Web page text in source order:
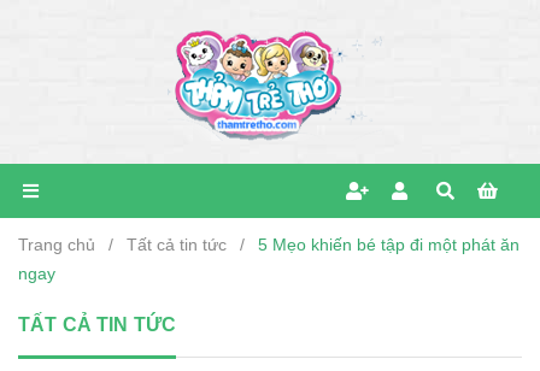
Trang chủ / Tất cả tin tức /
5 Mẹo khiến bé tập đi một phát ăn
ngay
TẤT CẢ TIN TỨC